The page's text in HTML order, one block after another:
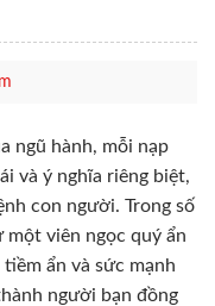
ngũ hành, mỗi nạp
và ý nghĩa riêng biệt,
con người. Trong số
một viên ngọc quý ẩn
ẩn và sức mạnh
người bạn đồng